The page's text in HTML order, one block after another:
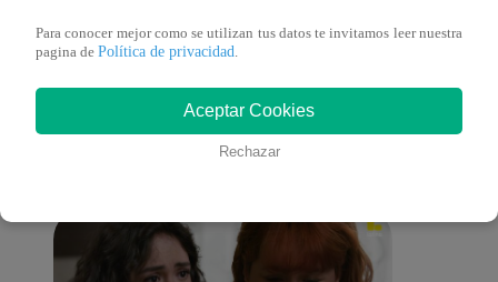
También te puede
interesar
Para conocer mejor como se utilizan tus datos te invitamos leer nuestra
pagina de Política de privacidad
Aceptar Cookies
Rechazar